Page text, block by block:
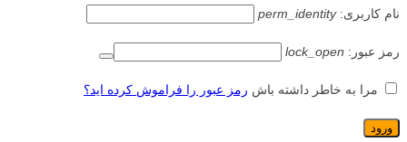
نام کاربری:perm_identity
رمز عبور: lock_open
مرا به خاطر داشته باش رمز عبور را فراموش کرده اید؟